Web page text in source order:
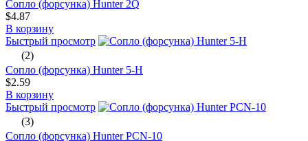
Сопло (форсунка) Hunter 2Q
$4.87
В корзину
Быстрый просмотр
(2)
Сопло (форсунка) Hunter 5-Н
$2.59
В корзину
Быстрый просмотр
(3)
Сопло (форсунка) Hunter PCN-10